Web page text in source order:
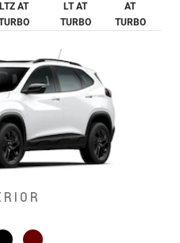
LTZ AT
LT AT
TURBO
AT
TURBO